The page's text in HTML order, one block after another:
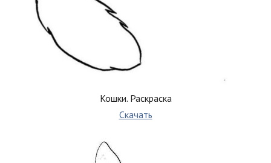
Кошки. Раскраска
Скачать